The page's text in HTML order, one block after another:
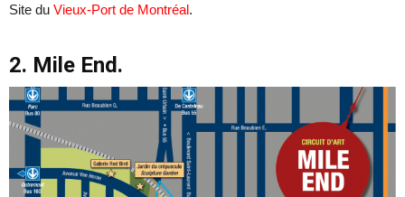
Site du Vieux-Port de Montréal.
2. Mile End.